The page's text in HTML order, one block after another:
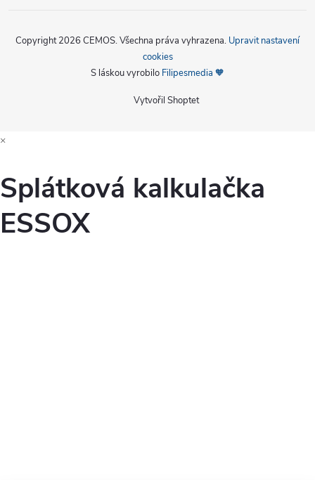
Vytvořil Shoptet
Copyright 2026 CEMOS. Všechna práva vyhrazena. Upravit nastavení
cookies
S láskou vyrobilo Filipesmedia 🧡
×
Splátková kalkulačka
ESSOX